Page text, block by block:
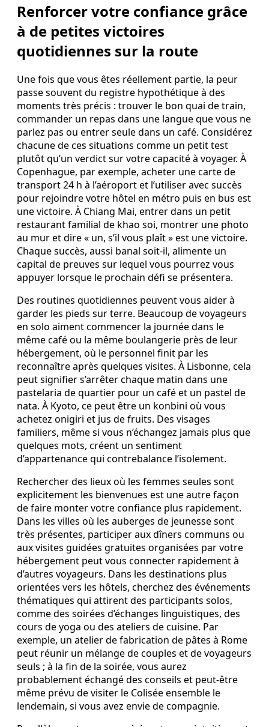
Renforcer votre confiance grâce
à de petites victoires
quotidiennes sur la route
Une fois que vous êtes réellement partie, la peur
passe souvent du registre hypothétique à des
moments très précis : trouver le bon quai de train,
commander un repas dans une langue que vous ne
parlez pas ou entrer seule dans un café. Considérez
chacune de ces situations comme un petit test
plutôt qu’un verdict sur votre capacité à voyager. À
Copenhague, par exemple, acheter une carte de
transport 24 h à l’aéroport et l’utiliser avec succès
pour rejoindre votre hôtel en métro puis en bus est
une victoire. À Chiang Mai, entrer dans un petit
restaurant familial de khao soi, montrer une photo
au mur et dire « un, s’il vous plaît » est une victoire.
Chaque succès, aussi banal soit-il, alimente un
capital de preuves sur lequel vous pourrez vous
appuyer lorsque le prochain défi se présentera.
Des routines quotidiennes peuvent vous aider à
garder les pieds sur terre. Beaucoup de voyageurs
en solo aiment commencer la journée dans le
même café ou la même boulangerie près de leur
hébergement, où le personnel finit par les
reconnaître après quelques visites. À Lisbonne, cela
peut signifier s’arrêter chaque matin dans une
pastelaria de quartier pour un café et un pastel de
nata. À Kyoto, ce peut être un konbini où vous
achetez onigiri et jus de fruits. Des visages
familiers, même si vous n’échangez jamais plus que
quelques mots, créent un sentiment
d’appartenance qui contrebalance l’isolement.
Rechercher des lieux où les femmes seules sont
explicitement les bienvenues est une autre façon
de faire monter votre confiance plus rapidement.
Dans les villes où les auberges de jeunesse sont
très présentes, participer aux dîners communs ou
aux visites guidées gratuites organisées par votre
hébergement peut vous connecter rapidement à
d’autres voyageurs. Dans les destinations plus
orientées vers les hôtels, cherchez des événements
thématiques qui attirent des participants solos,
comme des soirées d’échanges linguistiques, des
cours de yoga ou des ateliers de cuisine. Par
exemple, un atelier de fabrication de pâtes à Rome
peut réunir un mélange de couples et de voyageurs
seuls ; à la fin de la soirée, vous aurez
probablement échangé des conseils et peut-être
même prévu de visiter le Colisée ensemble le
lendemain, si vous avez envie de compagnie.